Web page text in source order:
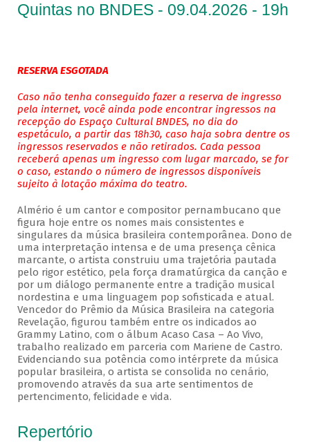
Quintas no BNDES - 09.04.2026 - 19h
RESERVA ESGOTADA
Caso não tenha conseguido fazer a reserva de ingresso
pela internet, você ainda pode encontrar ingressos na
recepção do Espaço Cultural BNDES, no dia do
espetáculo, a partir das 18h30, caso haja sobra dentre os
ingressos reservados e não retirados. Cada pessoa
receberá apenas um ingresso com lugar marcado, se for
o caso, estando o número de ingressos disponíveis
sujeito à lotação máxima do teatro.
Almério é um cantor e compositor pernambucano que
figura hoje entre os nomes mais consistentes e
singulares da música brasileira contemporânea. Dono de
uma interpretação intensa e de uma presença cênica
marcante, o artista construiu uma trajetória pautada
pelo rigor estético, pela força dramatúrgica da canção e
por um diálogo permanente entre a tradição musical
nordestina e uma linguagem pop sofisticada e atual.
Vencedor do Prêmio da Música Brasileira na categoria
Revelação, figurou também entre os indicados ao
Grammy Latino, com o álbum Acaso Casa – Ao Vivo,
trabalho realizado em parceria com Mariene de Castro.
Evidenciando sua potência como intérprete da música
popular brasileira, o artista se consolida no cenário,
promovendo através da sua arte sentimentos de
pertencimento, felicidade e vida.
Repertório